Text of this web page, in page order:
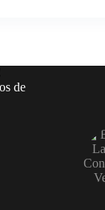
de